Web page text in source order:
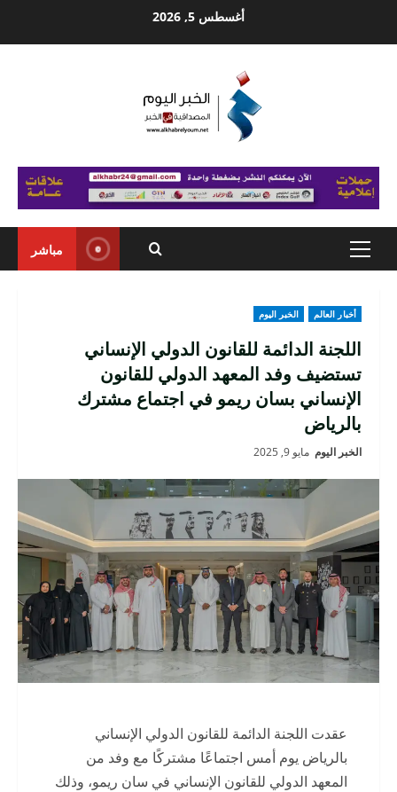
أغسطس 5, 2026
Primary
مباشر
أخبار العالم الخبر اليوم
اللجنة الدائمة للقانون الدولي الإنساني
تستضيف وفد المعهد الدولي للقانون
الإنساني بسان ريمو في اجتماع مشترك
بالرياض
الخبر اليوم مايو 9, 2025
عقدت اللجنة الدائمة للقانون الدولي الإنساني
بالرياض يوم أمس اجتماعًا مشتركًا مع وفد من
المعهد الدولي للقانون الإنساني في سان ريمو، وذلك